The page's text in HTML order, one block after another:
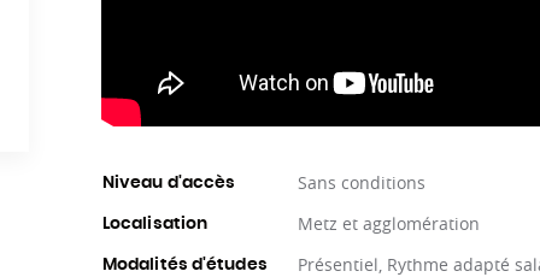
Niveau d'accès Sans conditions
Localisation Metz et agglomération
Modalités d'études Présentiel, Rythme adapté